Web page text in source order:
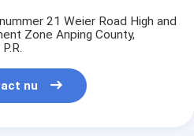
21 Weier Road High and
Zone Anping County,
nu